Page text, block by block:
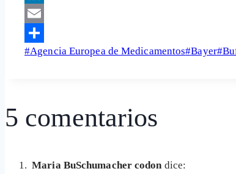
LinkedIn
Email
Share
Etiquetas
#Agencia Europea de Medicamentos#Bayer#
5 comentarios
Maria BuSchumacher codon dice: